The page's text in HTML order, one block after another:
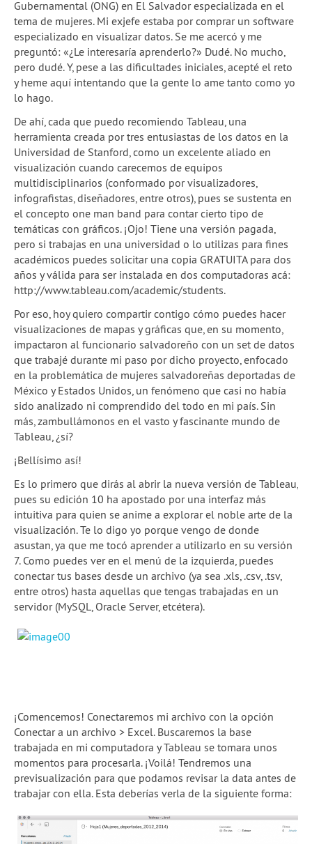
Gubernamental (ONG) en El Salvador especializada en el
tema de mujeres. Mi exjefe estaba por comprar un software
especializado en visualizar datos. Se me acercó y me
preguntó: «¿Le interesaría aprenderlo?» Dudé. No mucho,
pero dudé. Y, pese a las dificultades iniciales, acepté el reto
y heme aquí intentando que la gente lo ame tanto como yo
lo hago.
De ahí, cada que puedo recomiendo Tableau, una
herramienta creada por tres entusiastas de los datos en la
Universidad de Stanford, como un excelente aliado en
visualización cuando carecemos de equipos
multidisciplinarios (conformado por visualizadores,
infografistas, diseñadores, entre otros), pues se sustenta en
el concepto one man band para contar cierto tipo de
temáticas con gráficos. ¡Ojo! Tiene una versión pagada,
pero si trabajas en una universidad o lo utilizas para fines
académicos puedes solicitar una copia GRATUITA para dos
años y válida para ser instalada en dos computadoras acá:
http://www.tableau.com/academic/students.
Por eso, hoy quiero compartir contigo cómo puedes hacer
visualizaciones de mapas y gráficas que, en su momento,
impactaron al funcionario salvadoreño con un set de datos
que trabajé durante mi paso por dicho proyecto, enfocado
en la problemática de mujeres salvadoreñas deportadas de
México y Estados Unidos, un fenómeno que casi no había
sido analizado ni comprendido del todo en mi país. Sin
más, zambullámonos en el vasto y fascinante mundo de
Tableau, ¿sí?
¡Bellísimo así!
Es lo primero que dirás al abrir la nueva versión de Tableau,
pues su edición 10 ha apostado por una interfaz más
intuitiva para quien se anime a explorar el noble arte de la
visualización. Te lo digo yo porque vengo de donde
asustan, ya que me tocó aprender a utilizarlo en su versión
7. Como puedes ver en el menú de la izquierda, puedes
conectar tus bases desde un archivo (ya sea .xls, .csv, .tsv,
entre otros) hasta aquellas que tengas trabajadas en un
servidor (MySQL, Oracle Server, etcétera).
¡Comencemos! Conectaremos mi archivo con la opción
Conectar a un archivo > Excel. Buscaremos la base
trabajada en mi computadora y Tableau se tomara unos
momentos para procesarla. ¡Voilá! Tendremos una
previsualización para que podamos revisar la data antes de
trabajar con ella. Esta deberías verla de la siguiente forma: